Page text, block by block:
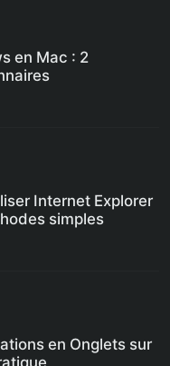
en Mac : 2
Internet Explorer
simples
en Onglets sur